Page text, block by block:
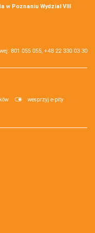
w Poznaniu Wydział VIII
801 055 055, +48 22 330 03 30
wesprzyj e-pity